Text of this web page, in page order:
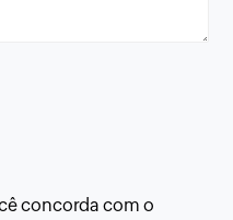
concorda com o